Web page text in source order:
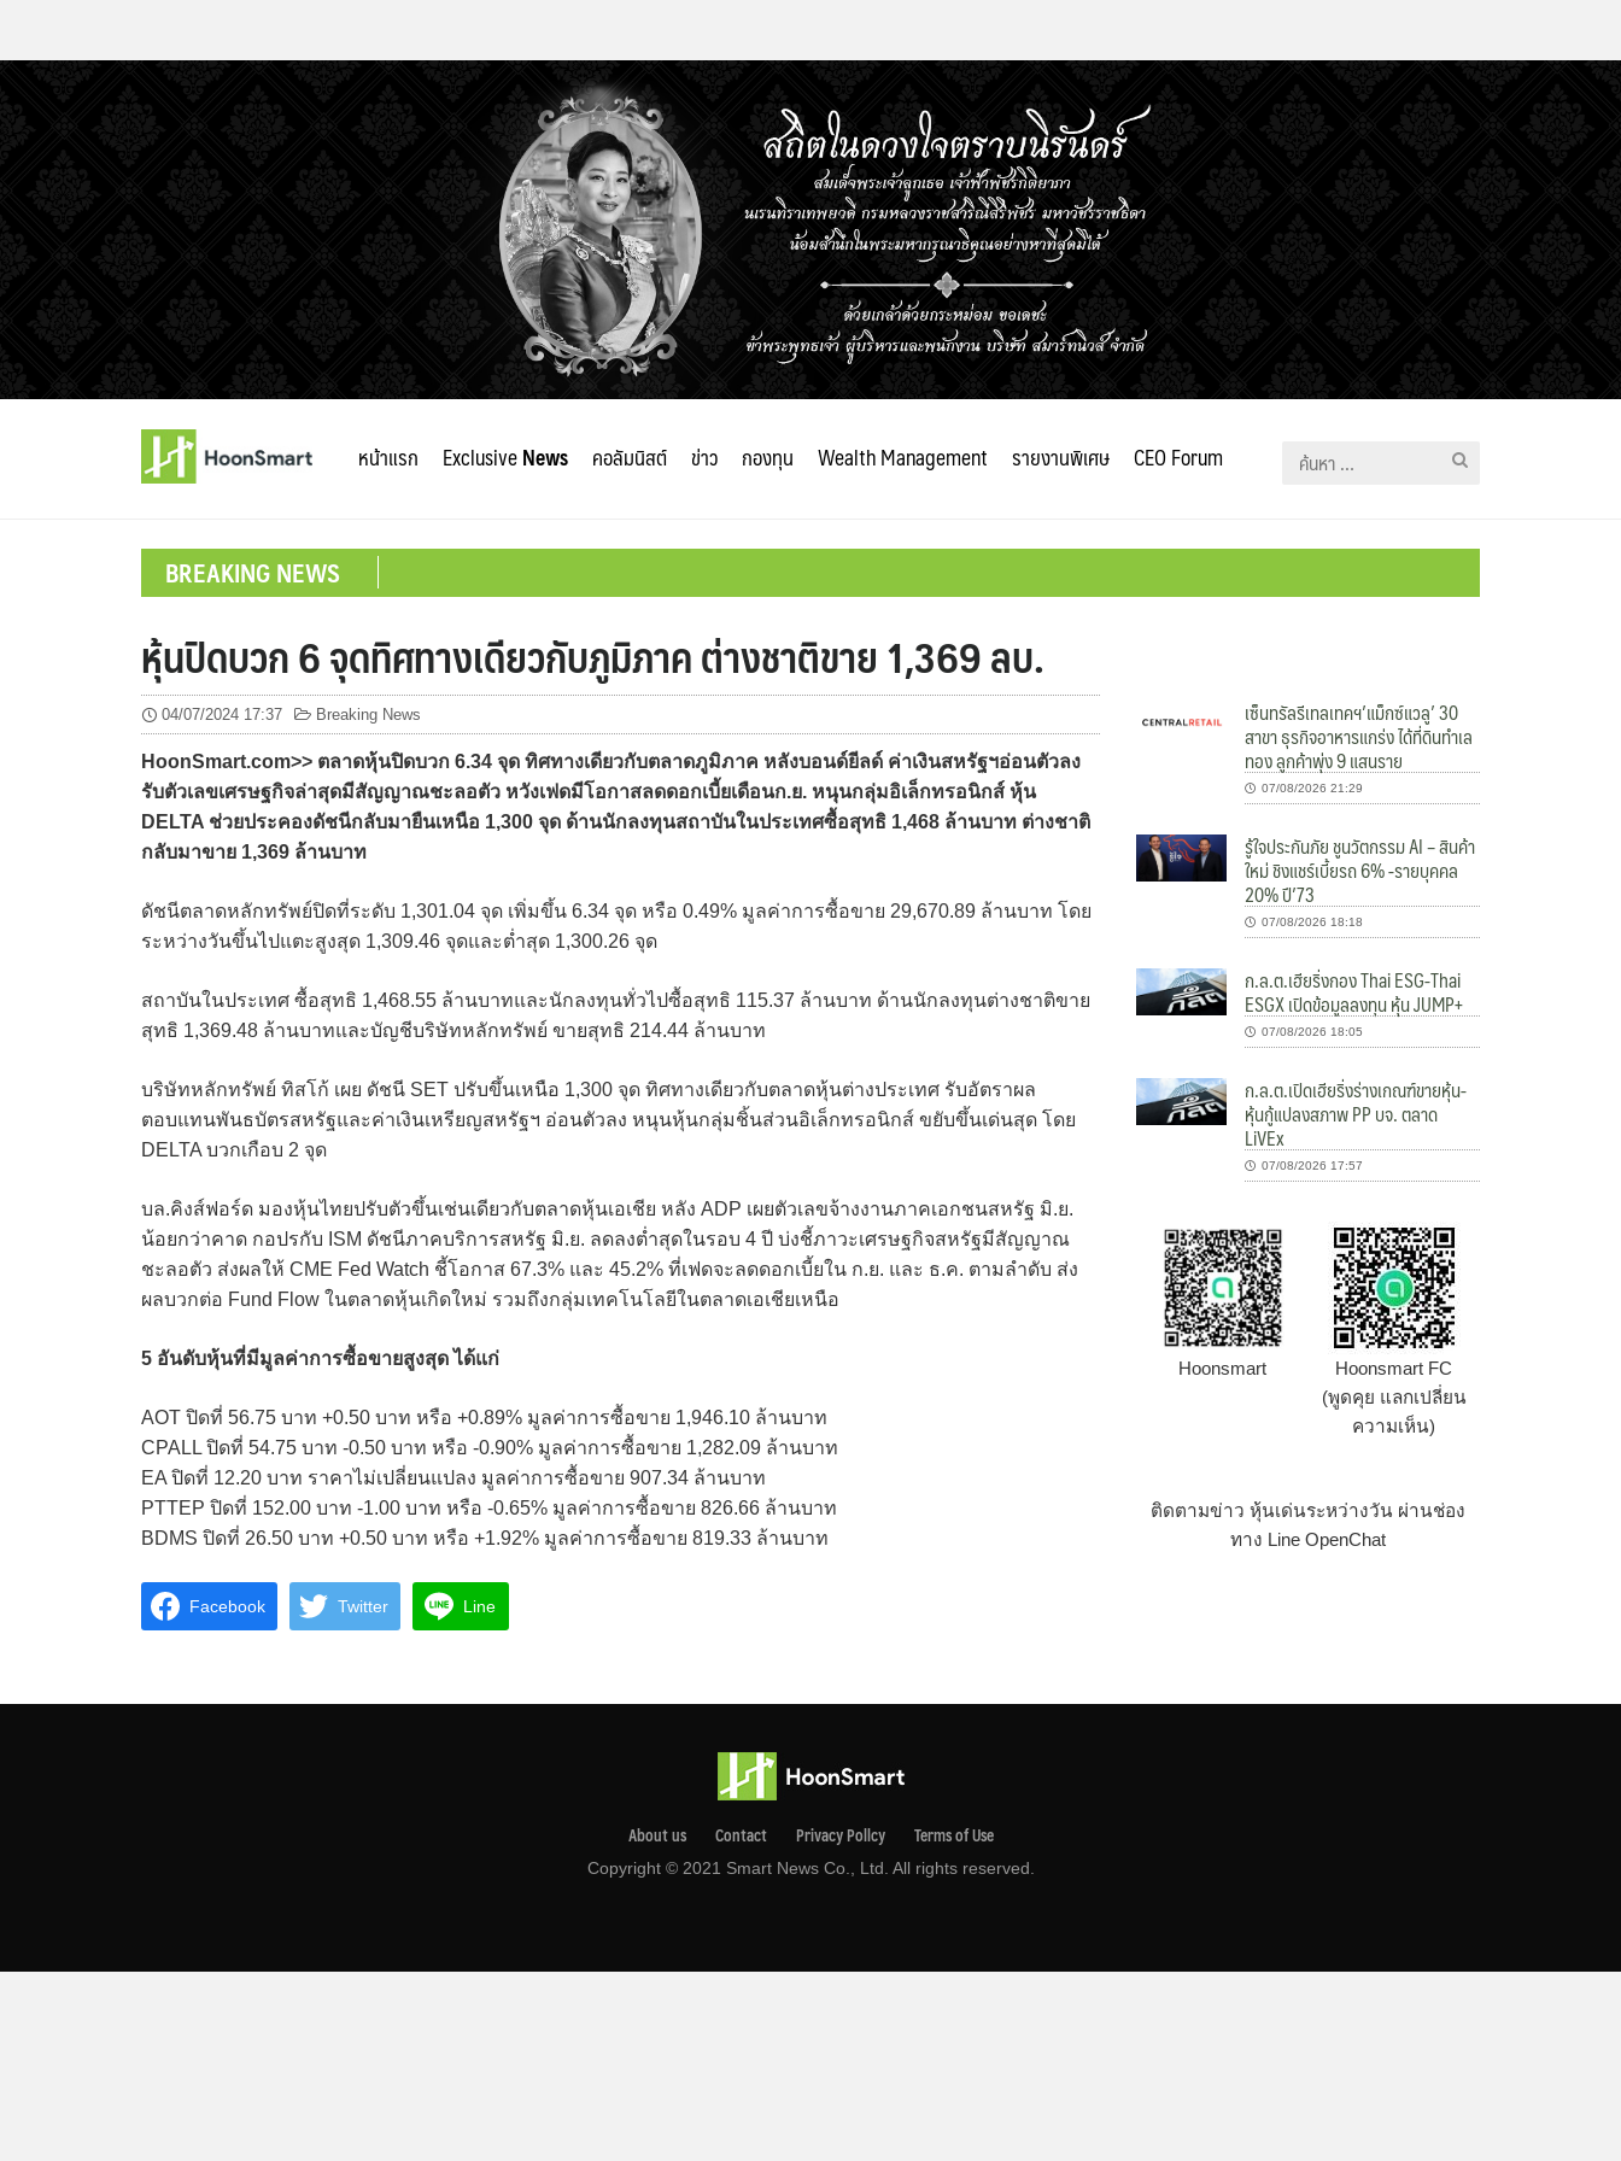
หน้าแรก ExclusiveNews คอลัมนิสต์ ข่าว กองทุน Wealth Management รายงานพิเศษ CEO Forum
ค้นหา
BREAKING NEWS
หุ้นปิดบวก 6 จุดทิศทางเดียวกับภูมิภาค ต่างชาติขาย 1,369 ลบ.
04/07/2024 17:37 Breaking News
HoonSmart.com>> ตลาดหุ้นปิดบวก 6.34 จุด ทิศทางเดียวกับตลาดภูมิภาค หลังบอนด์ยีลด์ ค่าเงินสหรัฐฯอ่อนตัวลง
รับตัวเลขเศรษฐกิจล่าสุดมีสัญญาณชะลอตัว หวังเฟดมีโอกาสลดดอกเบี้ยเดือนก.ย. หนุนกลุ่มอิเล็กทรอนิกส์ หุ้น
DELTA ช่วยประคองดัชนีกลับมายืนเหนือ 1,300 จุด ด้านนักลงทุนสถาบันในประเทศซื้อสุทธิ 1,468 ล้านบาท ต่างชาติ
กลับมาขาย 1,369 ล้านบาท
ดัชนีตลาดหลักทรัพย์ปิดที่ระดับ 1,301.04 จุด เพิ่มขึ้น 6.34 จุด หรือ 0.49% มูลค่าการซื้อขาย 29,670.89 ล้านบาท โดย
ระหว่างวันขึ้นไปแตะสูงสุด 1,309.46 จุดและต่ำสุด 1,300.26 จุด
สถาบันในประเทศ ซื้อสุทธิ 1,468.55 ล้านบาทและนักลงทุนทั่วไปซื้อสุทธิ 115.37 ล้านบาท ด้านนักลงทุนต่างชาติขาย
สุทธิ 1,369.48 ล้านบาทและบัญชีบริษัทหลักทรัพย์ ขายสุทธิ 214.44 ล้านบาท
บริษัทหลักทรัพย์ ทิสโก้ เผย ดัชนี SET ปรับขึ้นเหนือ 1,300 จุด ทิศทางเดียวกับตลาดหุ้นต่างประเทศ รับอัตราผล
ตอบแทนพันธบัตรสหรัฐและค่าเงินเหรียญสหรัฐฯ อ่อนตัวลง หนุนหุ้นกลุ่มชิ้นส่วนอิเล็กทรอนิกส์ ขยับขึ้นเด่นสุด โดย
DELTA บวกเกือบ 2 จุด
บล.คิงส์ฟอร์ด มองหุ้นไทยปรับตัวขึ้นเช่นเดียวกับตลาดหุ้นเอเชีย หลัง ADP เผยตัวเลขจ้างงานภาคเอกชนสหรัฐ มิ.ย.
น้อยกว่าคาด กอปรกับ ISM ดัชนีภาคบริการสหรัฐ มิ.ย. ลดลงต่ำสุดในรอบ 4 ปี บ่งชี้ภาวะเศรษฐกิจสหรัฐมีสัญญาณ
ชะลอตัว ส่งผลให้ CME Fed Watch ชี้โอกาส 67.3% และ 45.2% ที่เฟดจะลดดอกเบี้ยใน ก.ย. และ ธ.ค. ตามลำดับ ส่ง
ผลบวกต่อ Fund Flow ในตลาดหุ้นเกิดใหม่ รวมถึงกลุ่มเทคโนโลยีในตลาดเอเชียเหนือ
5 อันดับหุ้นที่มีมูลค่าการซื้อขายสูงสุด ได้แก่
AOT ปิดที่ 56.75 บาท +0.50 บาท หรือ +0.89% มูลค่าการซื้อขาย 1,946.10 ล้านบาท
CPALL ปิดที่ 54.75 บาท -0.50 บาท หรือ -0.90% มูลค่าการซื้อขาย 1,282.09 ล้านบาท
EA ปิดที่ 12.20 บาท ราคาไม่เปลี่ยนแปลง มูลค่าการซื้อขาย 907.34 ล้านบาท
PTTEP ปิดที่ 152.00 บาท -1.00 บาท หรือ -0.65% มูลค่าการซื้อขาย 826.66 ล้านบาท
BDMS ปิดที่ 26.50 บาท +0.50 บาท หรือ +1.92% มูลค่าการซื้อขาย 819.33 ล้านบาท
Facebook Twitter Line
เซ็นทรัลรีเทลเทคฯ’แม็กซ์แวลู’ 30
สาขา ธุรกิจอาหารแกร่ง ได้ที่ดินทำเล
ทอง ลูกค้าพุ่ง 9 แสนราย
07/08/2026 21:29
รู้ใจประกันภัย ชูนวัตกรรม AI – สินค้า
ใหม่ ชิงแชร์เบี้ยรถ 6% -รายบุคคล
20% ปี’73
07/08/2026 18:18
ก.ล.ต.เฮียริ่งกอง Thai ESG-Thai
ESGX เปิดข้อมูลลงทุน หุ้น JUMP+
07/08/2026 18:05
ก.ล.ต.เปิดเฮียริ่งร่างเกณฑ์ขายหุ้น-
หุ้นกู้แปลงสภาพ PP บจ. ตลาด
LiVEx
07/08/2026 17:57
Hoonsmart
Hoonsmart FC
(พูดคุย แลกเปลี่ยน
ความเห็น)
ติดตามข่าว หุ้นเด่นระหว่างวัน ผ่านช่อง
ทาง Line OpenChat
About us Contact Privacy Pollcy Terms of Use
Copyright © 2021 Smart News Co., Ltd. All rights reserved.